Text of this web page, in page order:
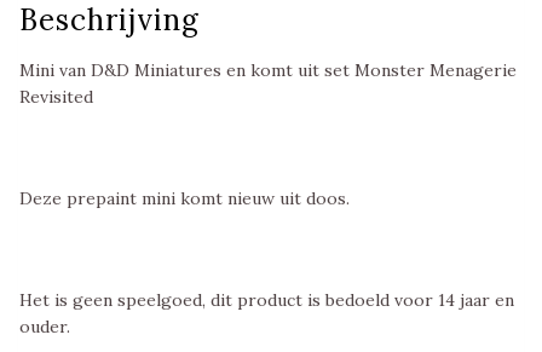
aantal
Beschrijving
Mini van D&D Miniatures en komt uit set Monster Menagerie
Revisited
Deze prepaint mini komt nieuw uit doos.
Het is geen speelgoed, dit product is bedoeld voor 14 jaar en
ouder.